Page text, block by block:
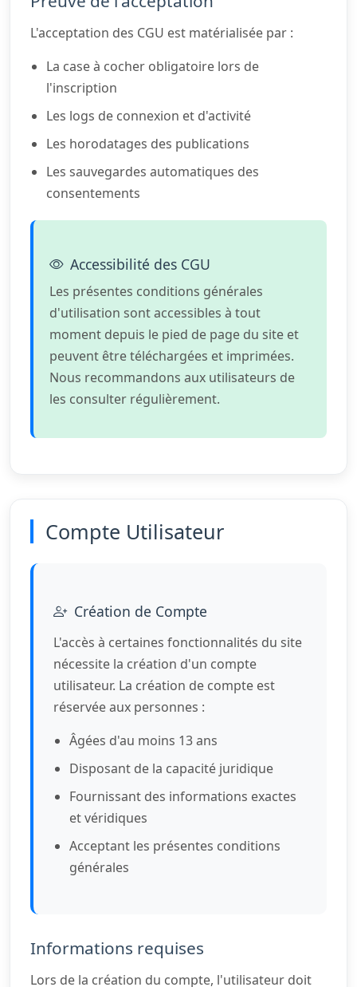
L'acceptation des CGU est matérialisée par :
La case à cocher obligatoire lors de
l'inscription
Les logs de connexion et d'activité
Les horodatages des publications
Les sauvegardes automatiques des
consentements
Accessibilité des CGU
Les présentes conditions générales
d'utilisation sont accessibles à tout
moment depuis le pied de page du site et
peuvent être téléchargées et imprimées.
Nous recommandons aux utilisateurs de
les consulter régulièrement.
Compte Utilisateur
Création de Compte
L'accès à certaines fonctionnalités du site
nécessite la création d'un compte
utilisateur. La création de compte est
réservée aux personnes :
Âgées d'au moins 13 ans
Disposant de la capacité juridique
Fournissant des informations exactes
et véridiques
Acceptant les présentes conditions
générales
Informations requises
Lors de la création du compte, l'utilisateur doit